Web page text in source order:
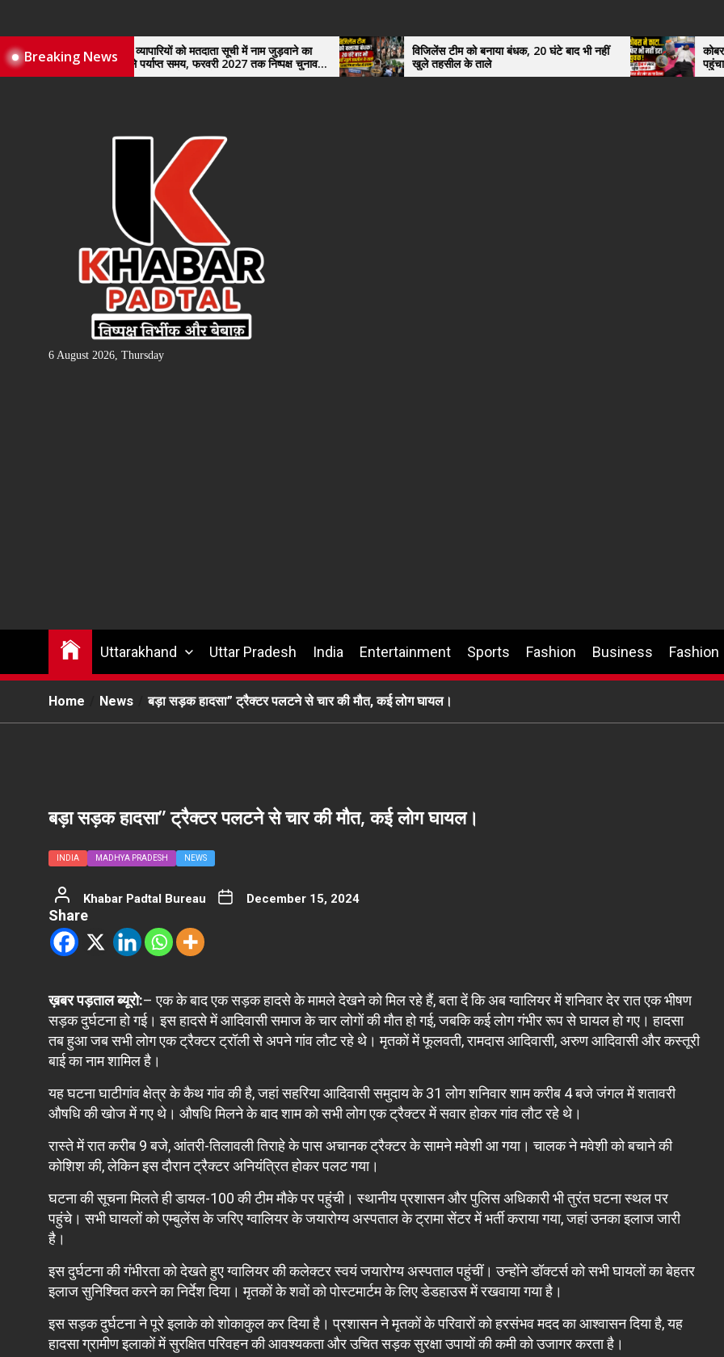
the
content
Breaking News
नए व्यापारियों को मतदाता सूची में नाम जुड़वाने का
मिले पर्याप्त समय, फरवरी 2027 तक निष्पक्ष चुनाव
कराने की उठाई मांग, सौंपा ज्ञापन।
विजिलेंस टीम को बनाया बंधक, 20 घंटे बाद भी नहीं
खुले तहसील के ताले
कोबरा ने काटा तो
पहुंचा युवक,
हैरान
6 August 2026, Thursday
Uttarakhand Uttar Pradesh India Entertainment Sports Fashion Business Fashion
Home News बड़ा सड़क हादसा” ट्रैक्टर पलटने से चार की मौत, कई लोग घायल।
बड़ा सड़क हादसा” ट्रैक्टर पलटने से चार की मौत, कई लोग घायल।
INDIA MADHYA PRADESH NEWS
Khabar Padtal Bureau December 15, 2024
Share
ख़बर पड़ताल ब्यूरो:– एक के बाद एक सड़क हादसे के मामले देखने को मिल रहे हैं, बता दें कि अब ग्वालियर में शनिवार देर रात एक भीषण
सड़क दुर्घटना हो गई। इस हादसे में आदिवासी समाज के चार लोगों की मौत हो गई, जबकि कई लोग गंभीर रूप से घायल हो गए। हादसा
तब हुआ जब सभी लोग एक ट्रैक्टर ट्रॉली से अपने गांव लौट रहे थे। मृतकों में फूलवती, रामदास आदिवासी, अरुण आदिवासी और कस्तूरी
बाई का नाम शामिल है।
यह घटना घाटीगांव क्षेत्र के कैथ गांव की है, जहां सहरिया आदिवासी समुदाय के 31 लोग शनिवार शाम करीब 4 बजे जंगल में शतावरी
औषधि की खोज में गए थे। औषधि मिलने के बाद शाम को सभी लोग एक ट्रैक्टर में सवार होकर गांव लौट रहे थे।
रास्ते में रात करीब 9 बजे, आंतरी-तिलावली तिराहे के पास अचानक ट्रैक्टर के सामने मवेशी आ गया। चालक ने मवेशी को बचाने की
कोशिश की, लेकिन इस दौरान ट्रैक्टर अनियंत्रित होकर पलट गया।
घटना की सूचना मिलते ही डायल-100 की टीम मौके पर पहुंची। स्थानीय प्रशासन और पुलिस अधिकारी भी तुरंत घटना स्थल पर
पहुंचे। सभी घायलों को एम्बुलेंस के जरिए ग्वालियर के जयारोग्य अस्पताल के ट्रामा सेंटर में भर्ती कराया गया, जहां उनका इलाज जारी
है।
इस दुर्घटना की गंभीरता को देखते हुए ग्वालियर की कलेक्टर स्वयं जयारोग्य अस्पताल पहुंचीं। उन्होंने डॉक्टर्स को सभी घायलों का बेहतर
इलाज सुनिश्चित करने का निर्देश दिया। मृतकों के शवों को पोस्टमार्टम के लिए डेडहाउस में रखवाया गया है।
इस सड़क दुर्घटना ने पूरे इलाके को शोकाकुल कर दिया है। प्रशासन ने मृतकों के परिवारों को हरसंभव मदद का आश्वासन दिया है, यह
हादसा ग्रामीण इलाकों में सुरक्षित परिवहन की आवश्यकता और उचित सड़क सुरक्षा उपायों की कमी को उजागर करता है।